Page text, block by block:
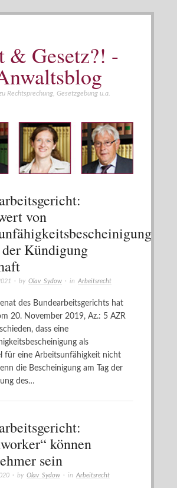
& Gesetz?! -
Rechtsprechung, Gesetzgebung u.a.
von
Kündigung
· by Olav Sydow · in Arbeitsrecht
des Bundearbeitsgerichts hat
20. November 2019, Az.: 5 AZR
dass eine
als
für eine Arbeitsunfähigkeit nicht
die Bescheinigung am Tag der
des…
können
sein
· by Olav Sydow · in Arbeitsrecht